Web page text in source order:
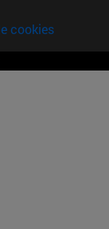
cookies